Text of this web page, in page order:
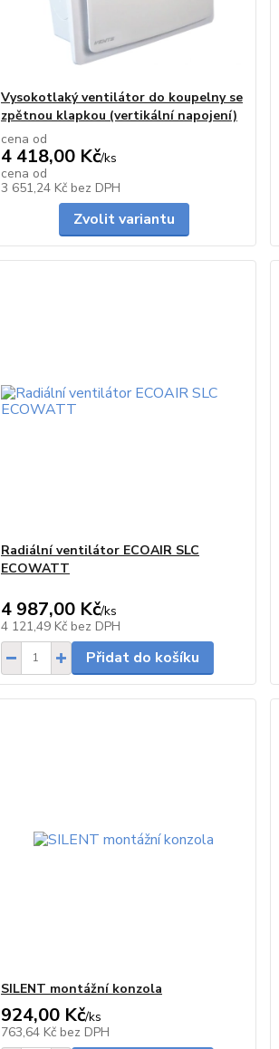
Vysokotlaký ventilátor do koupelny se
zpětnou klapkou (vertikální napojení)
cena od
4 418,00 Kč/ks
cena od
3 651,24 Kč bez DPH
Zvolit variantu
Radiální ventilátor ECOAIR SLC
ECOWATT
4 987,00 Kč/ks
4 121,49 Kč bez DPH
Přidat do košíku
SILENT montážní konzola
924,00 Kč/ks
763,64 Kč bez DPH